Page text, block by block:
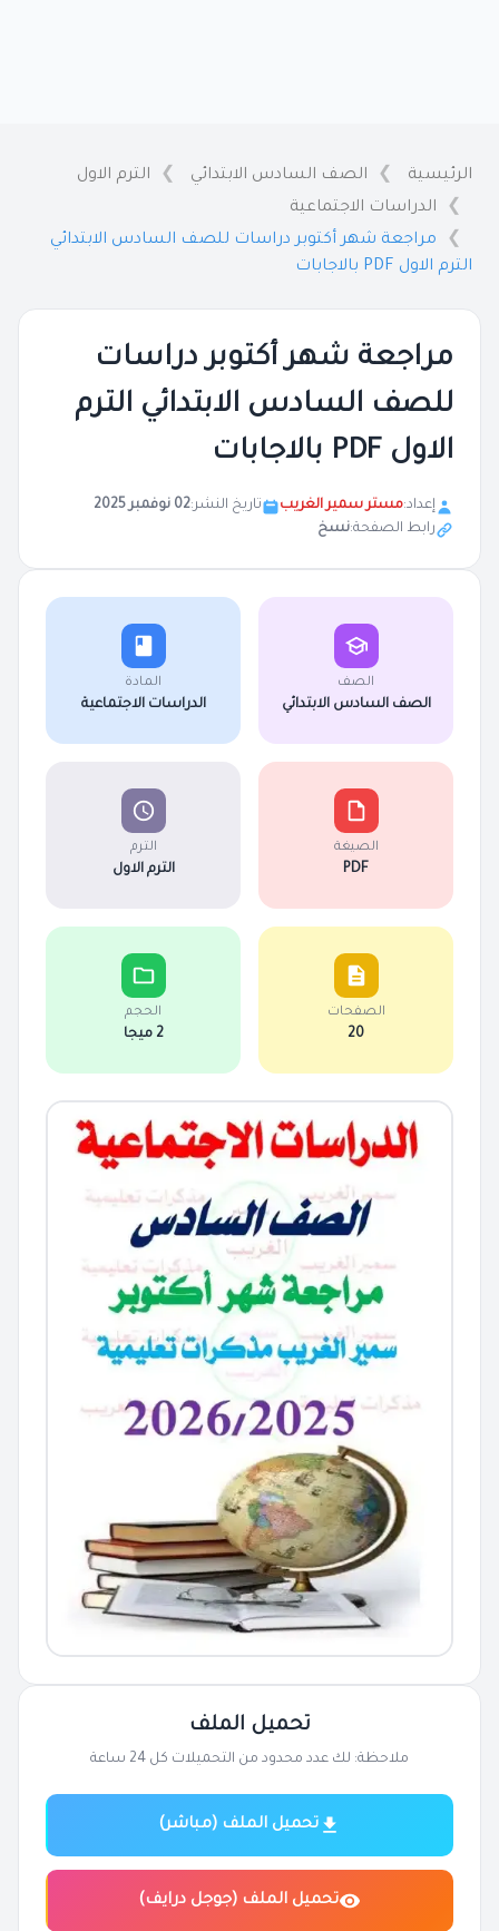
الرئيسية الصف السادس الابتدائي
الترم الاول
الدراسات الاجتماعية
مراجعة شهر أكتوبر دراسات للصف السادس الابتدائي
الترم الاول PDF بالاجابات
مراجعة شهر أكتوبر دراسات
للصف السادس الابتدائي الترم
الاول PDF بالاجابات
إعداد:مستر سمير الغريب تاريخ النشر:02 نوفمبر 2025
رابط الصفحة:نسخ
الصف
الصف السادس الابتدائي
المادة
الدراسات الاجتماعية
الصيغة
PDF
الترم
الترم الاول
الصفحات
20
الحجم
2 ميجا
تحميل الملف
ملاحظة: لك عدد محدود من التحميلات كل 24 ساعة
تحميل الملف (مباشر)
تحميل الملف (جوجل درايف)